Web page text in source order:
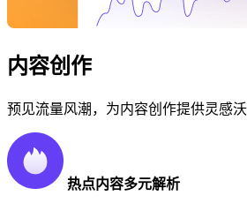
内容创作
预见流量风潮，为内容创作提供灵感
热点内容多元解析